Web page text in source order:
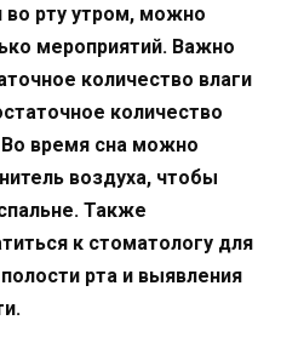
во рту утром, можно
мероприятий. Важно
количество влаги
количество
время сна можно
воздуха, чтобы
Также
к стоматологу для
рта и выявления